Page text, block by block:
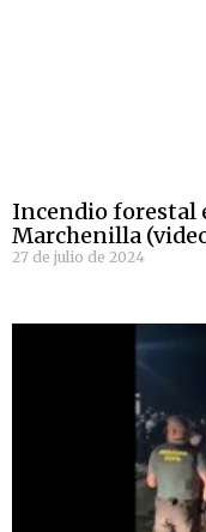
Incendio forestal
Marchenilla
27 de julio de 2024